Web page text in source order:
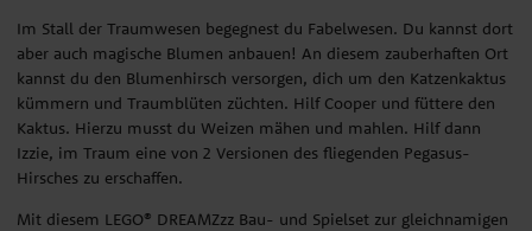
Im Stall der Traumwesen begegnest du Fabelwesen. Du kannst dort
aber auch magische Blumen anbauen! An diesem zauberhaften Ort
kannst du den Blumenhirsch versorgen, dich um den Katzenkaktus
kümmern und Traumblüten züchten. Hilf Cooper und füttere den
Kaktus. Hierzu musst du Weizen mähen und mahlen. Hilf dann
Izzie, im Traum eine von 2 Versionen des fliegenden Pegasus-
Hirsches zu erschaffen.
Mit diesem LEGO® DREAMZzz Bau- und Spielset zur gleichnamigen